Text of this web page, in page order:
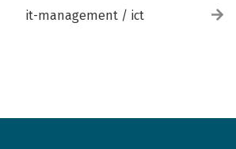
it-management / ict